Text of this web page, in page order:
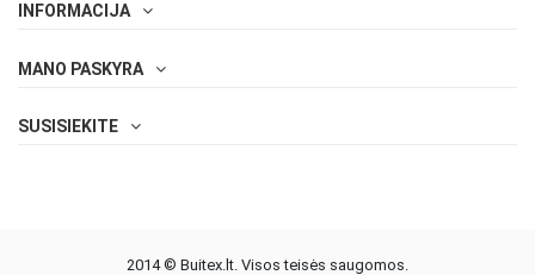
INFORMACIJA
MANO PASKYRA
SUSISIEKITE
2014 © Buitex.lt. Visos teisės saugomos.